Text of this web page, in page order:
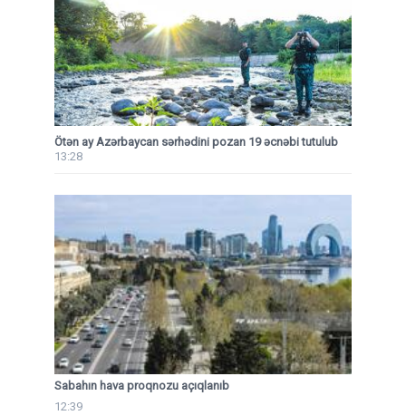
Ötən ay Azərbaycan sərhədini pozan 19 əcnəbi tutulub
13:28
Sabahın hava proqnozu açıqlanıb
12:39